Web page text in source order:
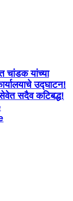
चांडक यांच्या
उद्घाटन!
सेवेत सदैव कटिबद्ध!